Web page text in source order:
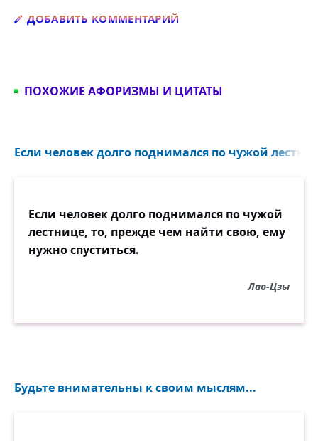
ДОБАВИТЬ КОММЕНТАРИЙ
ПОХОЖИЕ АФОРИЗМЫ И ЦИТАТЫ
Если человек долго поднимался по чужой
Если человек долго поднимался по чужой
лестнице, то, прежде чем найти свою, ему
нужно спуститься.
Лао-Цзы
Будьте внимательны к своим мыслям...